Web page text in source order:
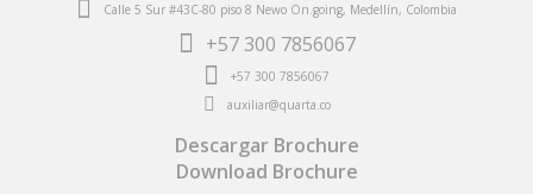
Calle 5 Sur #43C-80 piso 8 Newo On.going, Medellín, Colombia
+57 300 7856067
+57 300 7856067
auxiliar@quarta.co
Descargar Brochure
Download Brochure